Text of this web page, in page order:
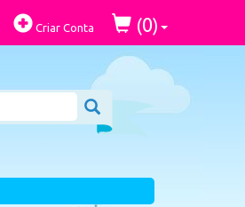
Criar Conta (0)